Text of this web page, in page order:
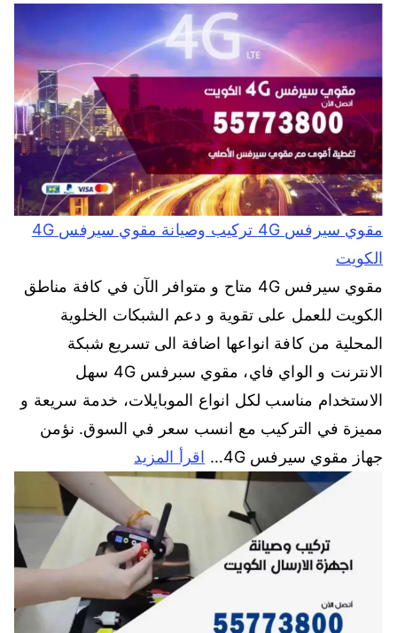
مقوي سيرفس 4G تركيب وصيانة مقوي سيرفس 4G
الكويت
مقوي سيرفس 4G متاح و متوافر الآن في كافة مناطق
الكويت للعمل على تقوية و دعم الشبكات الخلوية
المحلية من كافة انواعها اضافة الى تسريع شبكة
الانترنت و الواي فاي، مقوي سبرفس 4G سهل
الاستخدام مناسب لكل انواع الموبايلات، خدمة سريعة و
مميزة في التركيب مع انسب سعر في السوق. نؤمن
جهاز مقوي سيرفس 4G…
اقرأ المزيد